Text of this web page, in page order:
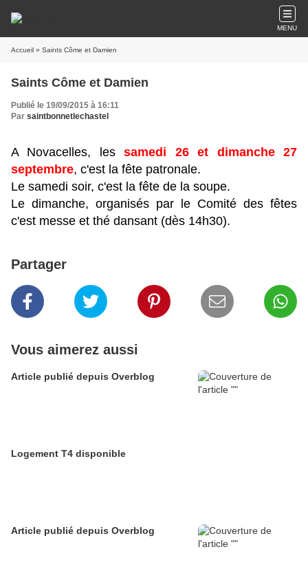
MENU
Accueil » Saints Côme et Damien
Saints Côme et Damien
Publié le 19/09/2015 à 16:11
Par saintbonnetlechastel
A Novacelles, lessamedi 26 et dimanche 27
septembre, c'est la fête patronale.
Le samedi soir, c'est la fête de la soupe.
Le dimanche, organisés par le Comité des fêtes
c'est messe et thé dansant (dès 14h30).
Partager
Vous aimerez aussi
Article publié depuis Overblog
Logement T4 disponible
Article publié depuis Overblog